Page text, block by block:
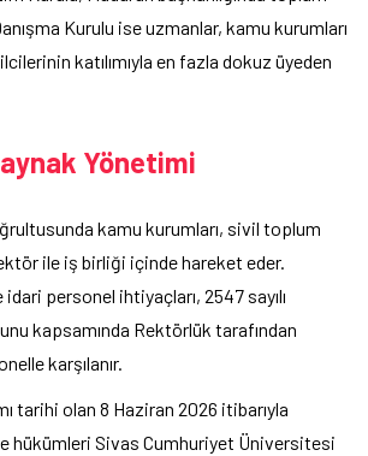
Kurulu ise uzmanlar, kamu kurumları
katılımıyla en fazla dokuz üyeden
Yönetimi
kamu kurumları, sivil toplum
ile iş birliği içinde hareket eder.
personel ihtiyaçları, 2547 sayılı
kapsamında Rektörlük tarafından
karşılanır.
tarihi olan 8 Haziran 2026 itibarıyla
hükümleri Sivas Cumhuriyet Üniversitesi